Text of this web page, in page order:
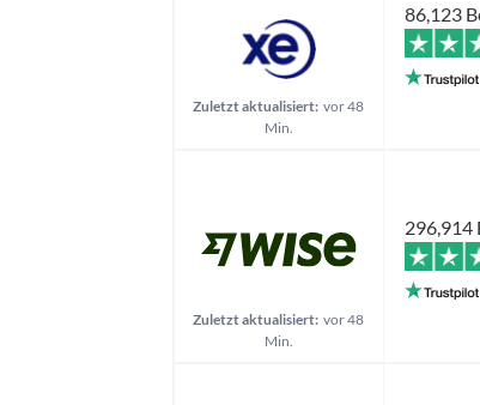
Zuletzt aktualisiert: vor 48
Min.
86,123
Zuletzt aktualisiert: vor 48
Min.
296,914